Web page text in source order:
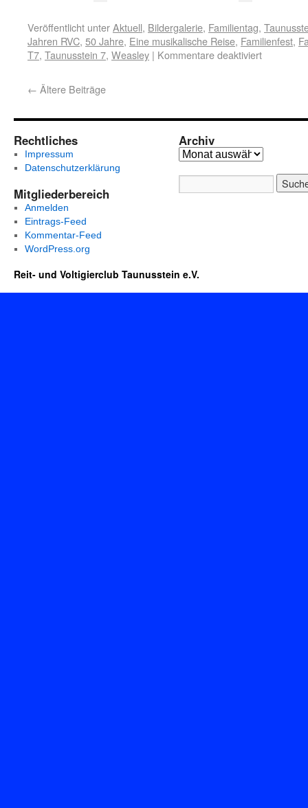
Veröffentlicht unterAktuell, Bildergalerie, Familientag,
Jahren RVC, 50 Jahre, Eine musikalische Reise, Familienfest,
T7, Taunusstein 7, Weasley | Kommentare deaktiviert
← Ältere Beiträge
Rechtliches
Impressum
Datenschutzerklärung
Mitgliederbereich
Anmelden
Eintrags-Feed
Kommentar-Feed
WordPress.org
Archiv
Reit- und Voltigierclub Taunusstein e.V.